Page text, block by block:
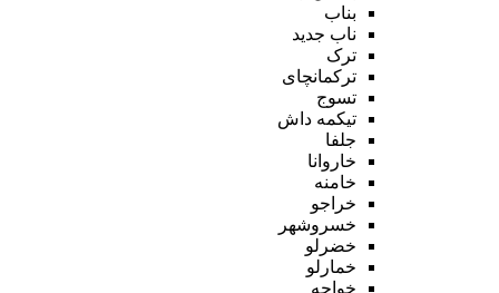
بناب
ناب جدید
ترک
ترکمانچای
تسوج
تیکمه داش
جلفا
خاروانا
خامنه
خراجو
خسروشهر
خضرلو
خمارلو
خواجه